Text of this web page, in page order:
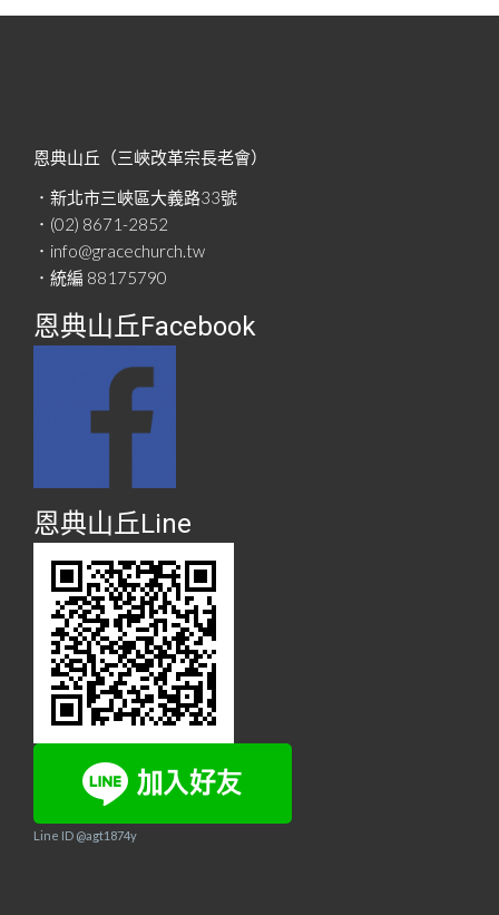
恩典山丘（三峽改革宗長老會）
．新北市三峽區大義路33號
．(02) 8671-2852
．info@gracechurch.tw
．統編 88175790
恩典山丘Facebook
恩典山丘Line
Line ID @agt1874y